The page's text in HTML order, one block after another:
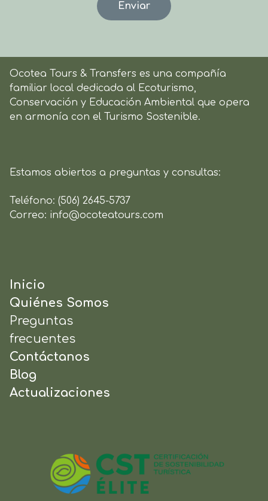
Ocotea Tours & Transfers es una compañía
familiar local dedicada al Ecoturismo,
Conservación y Educación Ambiental que opera
en armonía con el Turismo Sostenible.
Estamos abiertos a preguntas y consultas:
Teléfono: (506) 2645-5737
Correo: info@ocoteatours.com
Inicio
Quiénes Somos
Preguntas
frecuentes
Contáctanos
Blog
Actualizaciones